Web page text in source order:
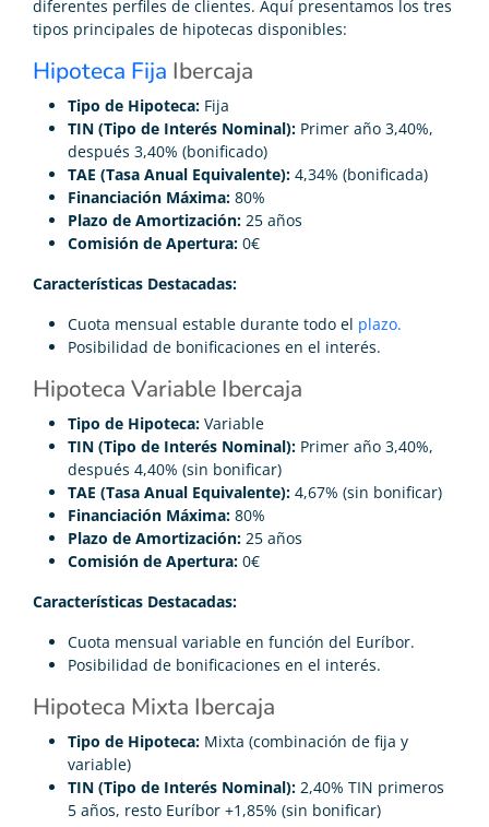
diferentes perfiles de clientes. Aquí presentamos los tres
tipos principales de hipotecas disponibles:
Hipoteca Fija Ibercaja
Tipo de Hipoteca: Fija
TIN (Tipo de Interés Nominal): Primer año 3,40%,
después 3,40% (bonificado)
TAE (Tasa Anual Equivalente): 4,34% (bonificada)
Financiación Máxima: 80%
Plazo de Amortización: 25 años
Comisión de Apertura: 0€
Características Destacadas:
Cuota mensual estable durante todo el plazo.
Posibilidad de bonificaciones en el interés.
Hipoteca Variable Ibercaja
Tipo de Hipoteca: Variable
TIN (Tipo de Interés Nominal): Primer año 3,40%,
después 4,40% (sin bonificar)
TAE (Tasa Anual Equivalente): 4,67% (sin bonificar)
Financiación Máxima: 80%
Plazo de Amortización: 25 años
Comisión de Apertura: 0€
Características Destacadas:
Cuota mensual variable en función del Euríbor.
Posibilidad de bonificaciones en el interés.
Hipoteca Mixta Ibercaja
Tipo de Hipoteca: Mixta (combinación de fija y
variable)
TIN (Tipo de Interés Nominal): 2,40% TIN primeros
5 años, resto Euríbor +1,85% (sin bonificar)